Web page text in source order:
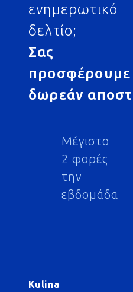
ενημερωτικό
δελτίο;
Σας
προσφέρουμε
δωρεάν
Μέγιστο
2 φορές
την
εβδομάδα
Kulina